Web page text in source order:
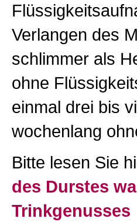
Verlangen des
schlimmer als
ohne
einmal drei bis
wochenlang
Bitte lesen Sie
des Durstes
Trinkgenusses